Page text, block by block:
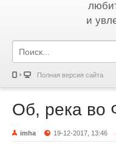
и
Полная версия сайта
Об, река во
imha 19-12-2017, 13:46